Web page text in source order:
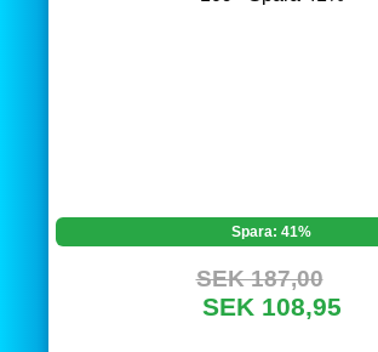
Spara: 41%
SEK 187,00
SEK 108,95